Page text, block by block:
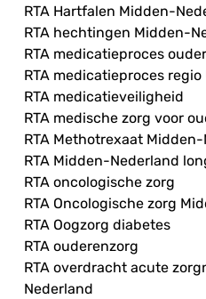
RTA Hartfalen Midden-
RTA hechtingen Midden-
RTA medicatieproces
RTA medicatieproces
RTA medicatieveiligheid
RTA medische zorg voor
RTA Methotrexaat
RTA Midden-Nederland
RTA oncologische zorg
RTA Oncologische zorg
RTA Oogzorg diabetes
RTA ouderenzorg
RTA overdracht acute
Nederland